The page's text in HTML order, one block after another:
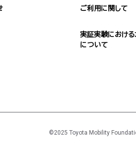
ご利用に関して
実証実験における
について
©2025 Toyota Mobility